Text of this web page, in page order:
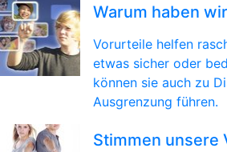
Warum haben
Vorurteile helfen
etwas sicher oder
können sie auch zu
Ausgrenzung führen.
Stimmen unsere